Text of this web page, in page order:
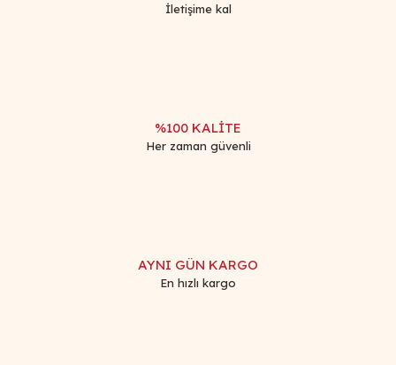
İletişime kal
%100 KALİTE
Her zaman güvenli
AYNI GÜN KARGO
En hızlı kargo